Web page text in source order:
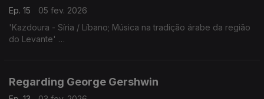
Ep. 15
05 fev. 2026
'Kazdoura - Síria / Líbano; Música na tradição árabe da região
do Levante'
Regarding George Gershwin